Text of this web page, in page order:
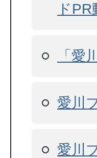
ドPR
「愛
愛川
愛川